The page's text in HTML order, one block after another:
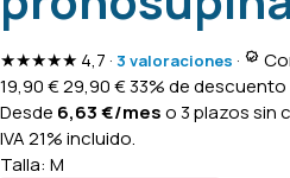
★★★★★ 4,7 · 3 valoraciones ·
19,90€29,90€33% de descuento
Desde 6,63€/meso 3 plazos sin
IVA 21% incluido.
Talla: M